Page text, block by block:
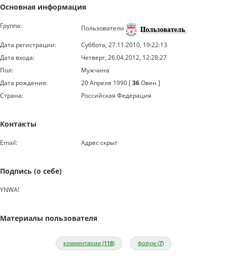
Основная информация
Группа:
Пользователи
Дата регистрации:
Суббота, 27.11.2010, 19:22:13
Дата входа:
Четверг, 26.04.2012, 12:28:27
Пол:
Мужчина
Дата рождения:
20 Апреля 1990 [36Овен ]
Страна:
Российская Федерация
Контакты
Email: Адрес скрыт
Подпись (о себе)
YNWA!
Материалы пользователя
комментарии (118) форум (7)